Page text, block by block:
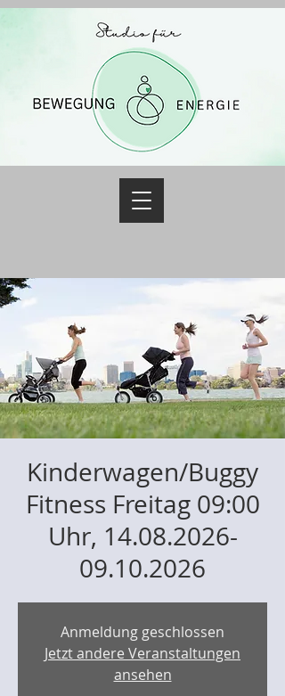
Kinderwagen/Buggy
Fitness Freitag 09:00
Uhr, 14.08.2026-
09.10.2026
Anmeldung geschlossen
Jetzt andere Veranstaltungen
ansehen